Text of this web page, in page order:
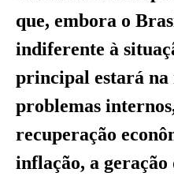
que, embora o
indiferente à
principal estará na
problemas
recuperação
inflação, a geração